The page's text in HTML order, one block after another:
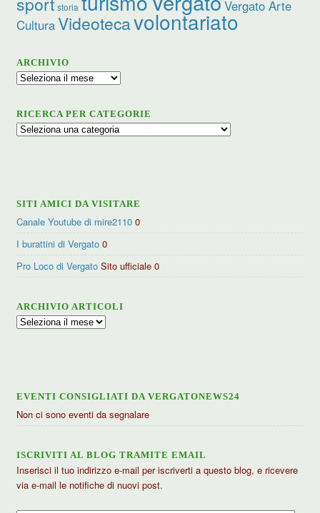
storia
Vergato Arte
CulturaVideotecavolontariato
ARCHIVIO
Archivio
RICERCA PER CATEGORIE
Ricerca
SITI AMICI DA VISITARE
Canale Youtube di mire2110 0
I burattini di Vergato 0
Pro Loco di Vergato Sito ufficiale 0
ARCHIVIO ARTICOLI
Archivio
EVENTI CONSIGLIATI DA VERGATONEWS24
Non ci sono eventi da segnalare
ISCRIVITI AL BLOG TRAMITE EMAIL
Inserisci il tuo indirizzo e-mail per iscriverti a questo blog, e ricevere
via e-mail le notifiche di nuovi post.